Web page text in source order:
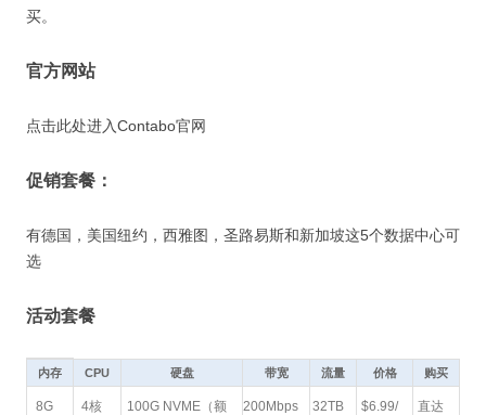
买。
官方网站
点击此处进入Contabo官网
促销套餐：
有德国，美国纽约，西雅图，圣路易斯和新加坡这5个数据中心可
选
活动套餐
内存 CPU 硬盘 带宽 流量 价格 购买
8G 4核
100G NVME（额
200Mbps 32TB
$6.99/
直达